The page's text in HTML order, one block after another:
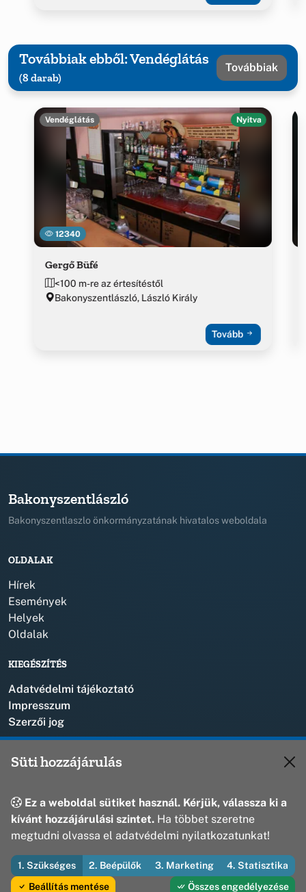
Továbbiak ebből: Vendéglátás
(8 darab)
Továbbiak
12340
Vendéglátás Nyitva
Gergő Büfé
<100 m-re az értesítéstől
Bakonyszentlászló, László Király
Tovább
Bakonyszentlászló
Bakonyszentlaszlo önkormányzatának hivatalos weboldala
OLDALAK
Hírek
Események
Helyek
Oldalak
KIEGÉSZÍTÉS
Adatvédelmi tájékoztató
Impresszum
Szerzői jog
8431 Bakonyszentlászló, Vak Bottyán u. 1.
© 2026 Bakonyszentlászló Község Önkormányzata — Minden jog
fenntartva
Süti hozzájárulás
Ez a weboldal sütiket használ. Kérjük, válassza ki a
kívánt hozzájárulási szintet. Ha többet szeretne
megtudni olvassa el adatvédelmi nyilatkozatunkat!
1. Szükséges 2. Beépülők 3. Marketing
4. Statisztika
Beállítás mentése
Összes engedélyezése